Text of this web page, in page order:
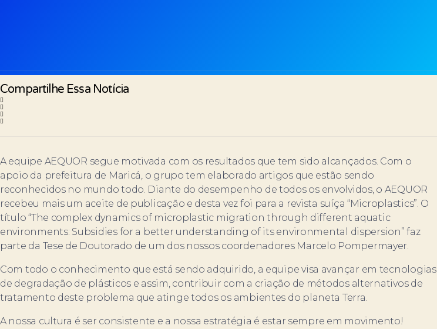
Compartilhe Essa Notícia
A equipe AEQUOR segue motivada com os resultados que tem sido alcançados. Com o
apoio da prefeitura de Maricá, o grupo tem elaborado artigos que estão sendo
reconhecidos no mundo todo. Diante do desempenho de todos os envolvidos, o AEQUOR
recebeu mais um aceite de publicação e desta vez foi para a revista suíça “Microplastics”. O
título “The complex dynamics of microplastic migration through different aquatic
environments: Subsidies for a better understanding of its environmental dispersion” faz
parte da Tese de Doutorado de um dos nossos coordenadores Marcelo Pompermayer.
Com todo o conhecimento que está sendo adquirido, a equipe visa avançar em tecnologias
de degradação de plásticos e assim, contribuir com a criação de métodos alternativos de
tratamento deste problema que atinge todos os ambientes do planeta Terra.
A nossa cultura é ser consistente e a nossa estratégia é estar sempre em movimento!